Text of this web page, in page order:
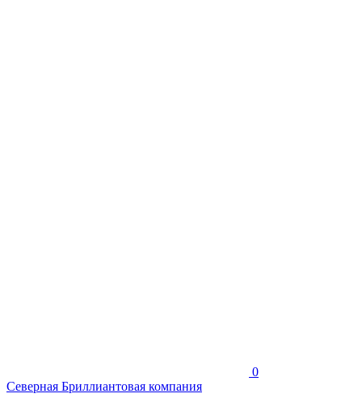
0
Северная Бриллиантовая компания